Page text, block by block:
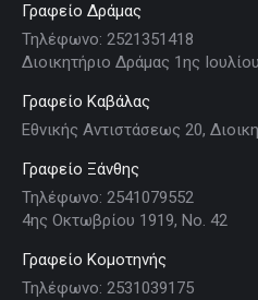
Γραφείο Δράμας
Τηλέφωνο: 2521351418
Διοικητήριο Δράμας 1ης
Γραφείο Καβάλας
Εθνικής Αντιστάσεως 20,
Γραφείο Ξάνθης
Τηλέφωνο: 2541079552
4ης Οκτωβρίου 1919, Νο. 42
Γραφείο Κομοτηνής
Τηλέφωνο: 2531039175